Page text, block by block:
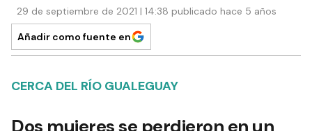
29 de septiembre de 2021 | 14:38 publicado hace 5 años
Añadir como fuente en
CERCA DEL RÍO GUALEGUAY
Dos mujeres se perdieron en un